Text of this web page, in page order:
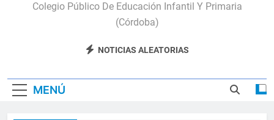
Apadrinamiento Lector 2026
Colegio Público De Educación Infantil Y Primaria
(Córdoba)
NOTICIAS ALEATORIAS
MENÚ